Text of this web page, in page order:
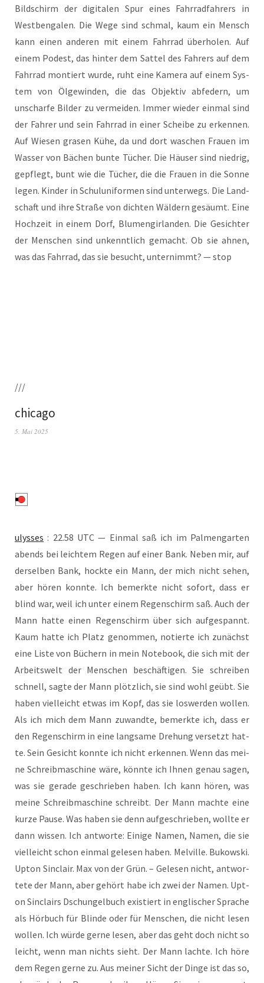
Bild­schirm der digi­ta­len Spur eines Fahr­rad­fah­rers in
West­ben­ga­len. Die Wege sind schmal, kaum ein Mensch
kann einen ande­ren mit einem Fahr­rad über­ho­len. Auf
einem Podest, das hin­ter dem Sat­tel des Fah­rers auf dem
Fahr­rad mon­tiert wur­de, ruht eine Kame­ra auf einem Sys­
tem von Ölge­win­den, die das Objek­tiv abfe­dern, um
unschar­fe Bil­der zu ver­mei­den. Immer wie­der ein­mal sind
der Fah­rer und sein Fahr­rad in einer Schei­be zu erken­nen.
Auf Wie­sen gra­sen Kühe, da und dort waschen Frau­en im
Was­ser von Bächen bun­te Tücher. Die Häu­ser sind nied­rig,
gepflegt, bunt wie die Tücher, die die Frau­en in die Son­ne
legen. Kin­der in Schul­uni­for­men sind unter­wegs. Die Land­
schaft und ihre Stra­ße von dich­ten Wäl­dern gesäumt. Eine
Hoch­zeit in einem Dorf, Blu­men­gir­lan­den. Die Gesich­ter
der Men­schen sind unkennt­lich gemacht. Ob sie ahnen,
was das Fahr­rad, das sie besucht, unter­nimmt? — stop
///
chicago
5. Mai 2025
ulys­ses : 22.58 UTC — Ein­mal saß ich im Pal­men­gar­ten
abends bei leich­tem Regen auf einer Bank. Neben mir, auf
der­sel­ben Bank, hock­te ein Mann, der mich nicht sehen,
aber hören konn­te. Ich bemerk­te nicht sofort, dass er
blind war, weil ich unter einem Regen­schirm saß. Auch der
Mann hat­te einen Regen­schirm über sich auf­ge­spannt.
Kaum hat­te ich Platz genom­men, notier­te ich zunächst
eine Lis­te von Büchern in mein Note­book, die sich mit der
Arbeits­welt der Men­schen beschäf­ti­gen. Sie schrei­ben
schnell, sag­te der Mann plötz­lich, sie sind wohl geübt. Sie
haben viel­leicht etwas im Kopf, das sie los­wer­den wol­len.
Als ich mich dem Mann zuwand­te, bemerk­te ich, dass er
den Regen­schirm in eine lang­sa­me Dre­hung ver­setzt hat­
te. Sein Gesicht konn­te ich nicht erken­nen. Wenn das mei­
ne Schreib­ma­schi­ne wäre, könn­te ich Ihnen genau sagen,
was sie gera­de geschrie­ben haben. Ich kann hören, was
mei­ne Schreib­ma­schi­ne schreibt. Der Mann mach­te eine
kur­ze Pau­se. Was haben sie denn auf­ge­schrie­ben, woll­te er
dann wis­sen. Ich ant­wor­te: Eini­ge Namen, Namen, die sie
viel­leicht schon ein­mal gele­sen haben. Mel­ville. Bukow­ski.
Upt­on Sin­clair. Max von der Grün. – Gele­sen nicht, ant­wor­
te­te der Mann, aber gehört habe ich zwei der Namen. Upt­
on Sin­clairs Dschun­gel­buch exis­tiert in eng­li­scher Spra­che
als Hör­buch für Blin­de oder für Men­schen, die nicht lesen
wol­len. Ich wür­de ger­ne lesen, aber das geht doch nicht so
leicht, wenn man nichts sieht. Der Mann lach­te. Ich höre
dem Regen ger­ne zu. Aus mei­ner Sicht der Din­ge ist das so,